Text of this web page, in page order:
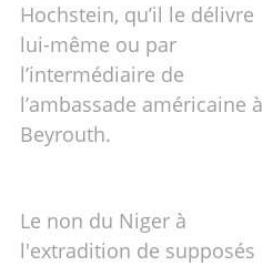
Hochstein, qu’il le délivre
lui-même ou par
l’intermédiaire de
l’ambassade américaine à
Beyrouth.
Le non du Niger à
l'extradition de supposés